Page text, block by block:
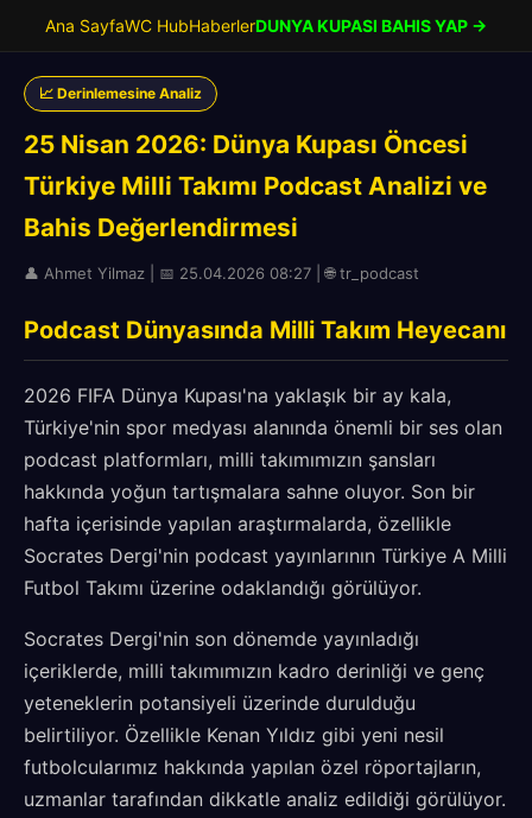
Ana SayfaWC HubHaberlerDUNYA KUPASI BAHIS YAP →
📈 Derinlemesine Analiz
25 Nisan 2026: Dünya Kupası Öncesi
Türkiye Milli Takımı Podcast Analizi ve
Bahis Değerlendirmesi
👤 Ahmet Yilmaz | 📅 25.04.2026 08:27 | 🌐 tr_podcast
Podcast Dünyasında Milli Takım Heyecanı
2026 FIFA Dünya Kupası'na yaklaşık bir ay kala,
Türkiye'nin spor medyası alanında önemli bir ses olan
podcast platformları, milli takımımızın şansları
hakkında yoğun tartışmalara sahne oluyor. Son bir
hafta içerisinde yapılan araştırmalarda, özellikle
Socrates Dergi'nin podcast yayınlarının Türkiye A Milli
Futbol Takımı üzerine odaklandığı görülüyor.
Socrates Dergi'nin son dönemde yayınladığı
içeriklerde, milli takımımızın kadro derinliği ve genç
yeteneklerin potansiyeli üzerinde durulduğu
belirtiliyor. Özellikle Kenan Yıldız gibi yeni nesil
futbolcularımız hakkında yapılan özel röportajların,
uzmanlar tarafından dikkatle analiz edildiği görülüyor.